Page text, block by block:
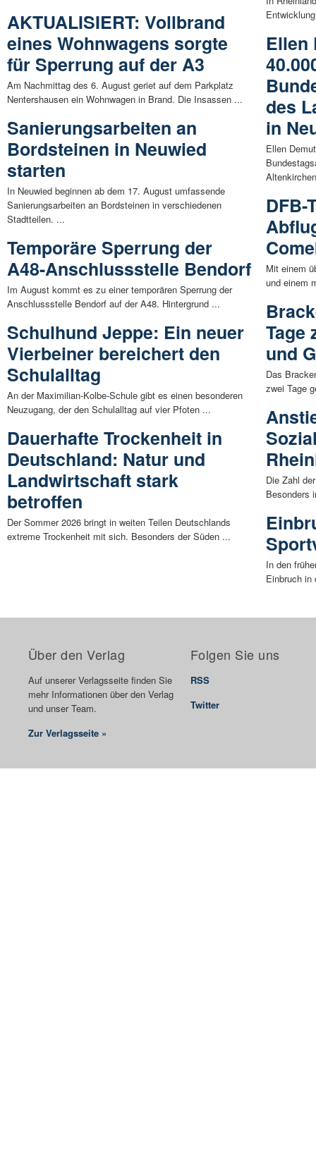
AKTUALISIERT: Vollbrand
eines Wohnwagens sorgte
für Sperrung auf der A3
Am Nachmittag des 6. August geriet auf dem Parkplatz
Nentershausen ein Wohnwagen in Brand. Die Insassen ...
Sanierungsarbeiten an
Bordsteinen in Neuwied
starten
In Neuwied beginnen ab dem 17. August umfassende
Sanierungsarbeiten an Bordsteinen in verschiedenen
Stadtteilen. ...
Temporäre Sperrung der
A48-Anschlussstelle Bendorf
Im August kommt es zu einer temporären Sperrung der
Anschlussstelle Bendorf auf der A48. Hintergrund ...
Schulhund Jeppe: Ein neuer
Vierbeiner bereichert den
Schulalltag
An der Maximilian-Kolbe-Schule gibt es einen besonderen
Neuzugang, der den Schulalltag auf vier Pfoten ...
Dauerhafte Trockenheit in
Deutschland: Natur und
Landwirtschaft stark
betroffen
Der Sommer 2026 bringt in weiten Teilen Deutschlands
extreme Trockenheit mit sich. Besonders der Süden ...
Ellen
des
in
Ellen
DFB-
Mit einem
und einem
Tage
und
Das
zwei Tage
Die Zahl
Besonders
In den
Einbruch in
Über den Verlag
Auf unserer Verlagsseite finden Sie
mehr Informationen über den Verlag
und unser Team.
Zur Verlagsseite »
Folgen Sie uns
RSS
Twitter